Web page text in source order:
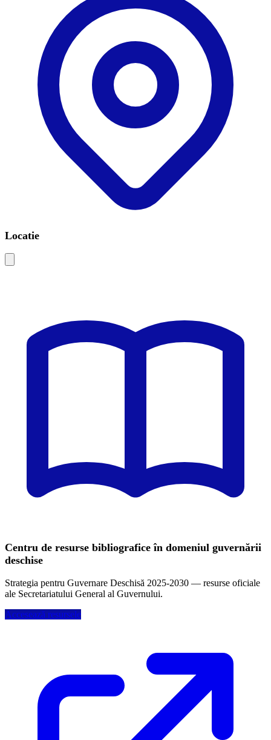
Locatie
Centru de resurse bibliografice în domeniul guvernării
deschise
Strategia pentru Guvernare Deschisă 2025-2030 — resurse oficiale
ale Secretariatului General al Guvernului.
Accesează resursele